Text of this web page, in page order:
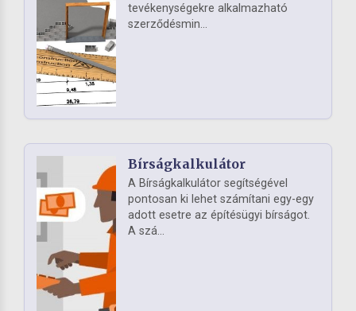
tevékenységekre alkalmazható
szerződésmin...
Bírságkalkulátor
A Bírságkalkulátor segítségével
pontosan ki lehet számítani egy-egy
adott esetre az építésügyi bírságot.
A szá...